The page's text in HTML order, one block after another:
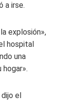
a irse.
explosión»,
hospital
una
hogar».
el